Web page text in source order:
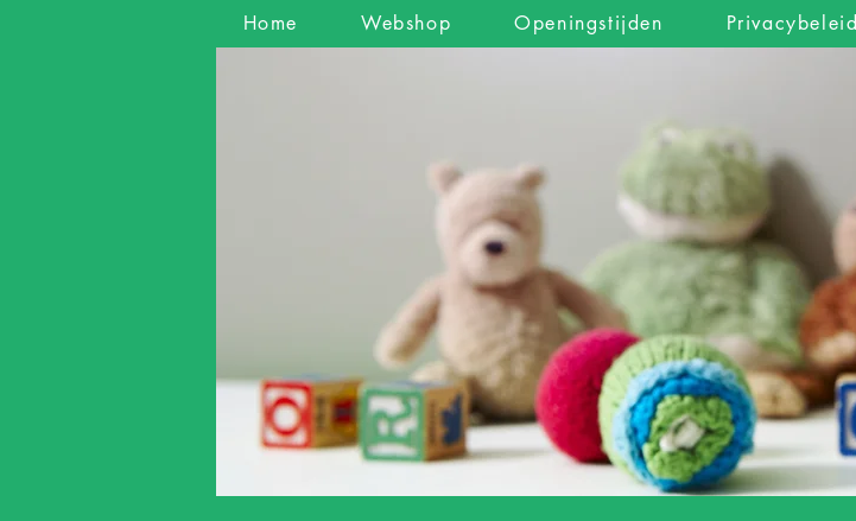
Home Webshop Openingstijden Privacybeleid